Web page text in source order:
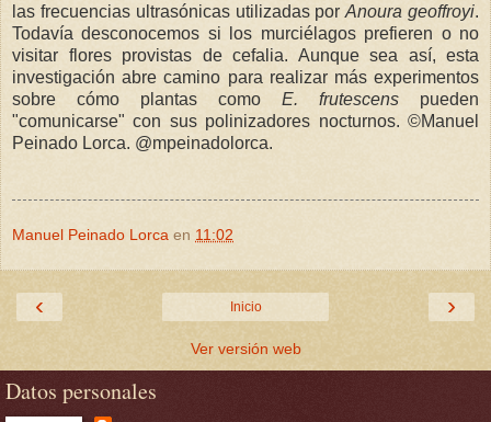
las frecuencias ultrasónicas utilizadas porAnoura geoffroyi.
Todavía desconocemos si los murciélagos prefieren o no
visitar flores provistas de cefalia. Aunque sea así, esta
investigación abre camino para realizar más experimentos
sobre cómo plantas como E. frutescens pueden
"comunicarse" con sus polinizadores nocturnos. ©Manuel
Peinado Lorca. @mpeinadolorca.
Manuel Peinado Lorca en 11:02
‹ ›
Inicio
Ver versión web
Datos personales